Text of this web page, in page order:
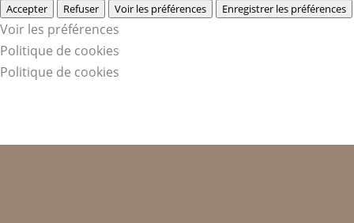
Accepter Refuser Voir les préférences Enregistrer les préférences
Voir les préférences
Politique de cookies
Politique de cookies